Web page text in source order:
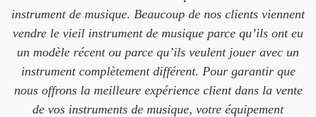
instrument de musique. Beaucoup de nos clients viennent
vendre le vieil instrument de musique parce qu’ils ont eu
un modèle récent ou parce qu’ils veulent jouer avec un
instrument complètement différent. Pour garantir que
nous offrons la meilleure expérience client dans la vente
de vos instruments de musique, votre équipement